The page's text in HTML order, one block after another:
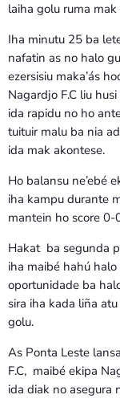
laiha golu ruma mak
Iha minutu 25 ba
nafatin as no halo
ezersisiu maka’ás
Nagardjo F.C liu
ida rapidu no ho
tuituir malu ba nia
ida mak akontese.
Ho balansu ne’ebé
iha kampu durante
mantein ho score
Hakat ba segunda
iha maibé hahú
oportunidade ba
sira iha kada liña
golu.
As Ponta Leste
F.C, maibé ekipa
ida diak no asegura